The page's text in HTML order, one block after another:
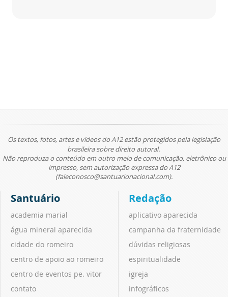
Os textos, fotos, artes e vídeos do A12 estão protegidos pela legislação
brasileira sobre direito autoral.
Não reproduza o conteúdo em outro meio de comunicação, eletrônico ou
impresso, sem autorização expressa do A12
(faleconosco@santuarionacional.com).
Santuário
academia marial
água mineral aparecida
cidade do romeiro
centro de apoio ao romeiro
centro de eventos pe. vitor
contato
Redação
aplicativo aparecida
campanha da fraternidade
dúvidas religiosas
espiritualidade
igreja
infográficos